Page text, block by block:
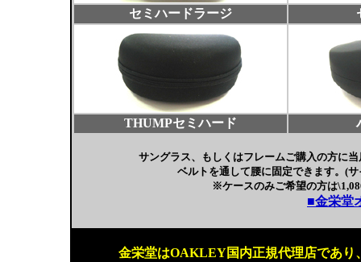
セミハードラージ
THUMPセミハード
サングラス、もしくはフレームご購入の方に
ベルトを通して腰に固定できます。(
※ケースのみご希望の方は\1,080
■金栄堂
金栄堂はOAKLEY国内正規代理店であり